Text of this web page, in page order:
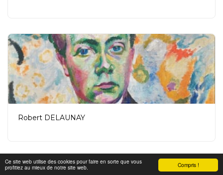
Compris !
Ce site web utilise des cookies pour faire en sorte que vous
profitiez au mieux de notre site web.
Robert DELAUNAY